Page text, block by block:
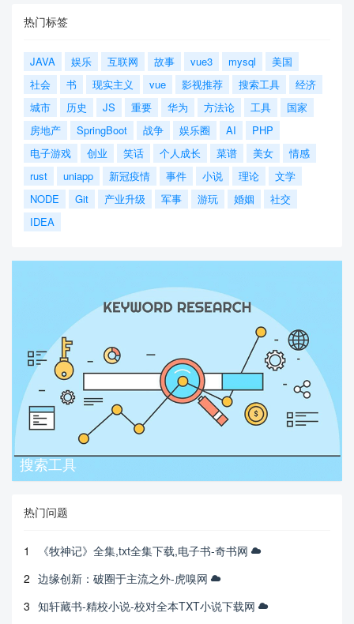
热门标签
JAVA 娱乐 互联网 故事 vue3 mysql
美国
社会
书 现实主义 vue 影视推荐 搜索工具
经济
城市
历史 JS 重要 华为 方法论 工具
国家
房地产
SpringBoot 战争 娱乐圈 AI
PHP
电子游戏
创业 笑话 个人成长 菜谱 美女
情感
rust
uniapp 新冠疫情 事件 小说 理论
文学
NODE
Git 产业升级 军事 游玩 婚姻
社交
IDEA
搜索工具
热门问题
1
《牧神记》全集,txt全集下载,电子书-奇书网
2 边缘创新：破圈于主流之外-虎嗅网
3 知轩藏书-精校小说-校对全本TXT小说下载网